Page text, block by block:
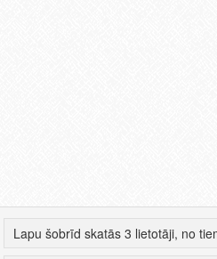
Lapu šobrīd skatās 3 lietotāji, no